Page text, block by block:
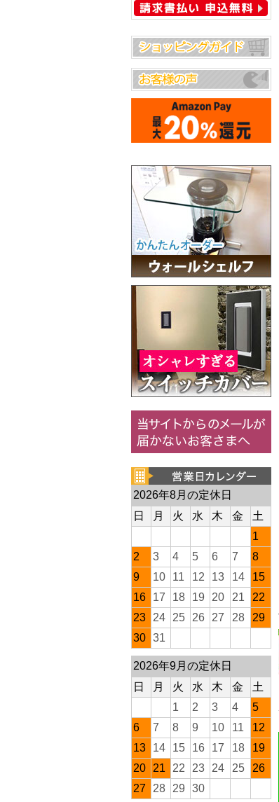
2026年8月の定休日
日
月 火 水 木 金
土
1
2
3 4 5 6 7
8
9
10 11 12 13 14
15
16
17 18 19 20 21
22
23
24 25 26 27 28
29
30 31
2026年9月の定休日
日
月 火 水 木 金
土
1
2 3 4
5
6
7 8 9 10 11
12
13
14 15 16 17 18
19
20
21 22 23 24 25
26
27
28 29 30